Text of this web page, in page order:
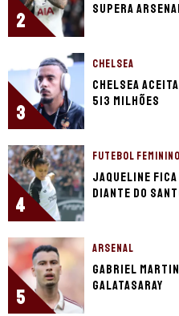
2
supera
3
CHELSEA
Chelsea
513 milhões
4
FUTEBOL FEMININO
Jaqueline
diante do
5
ARSENAL
Gabriel
Galatasaray